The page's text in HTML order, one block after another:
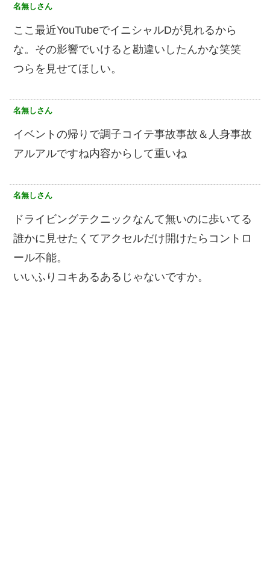
名無しさん
ここ最近YouTubeでイニシャルDが見れるから
な。その影響でいけると勘違いしたんかな笑笑
つらを見せてほしい。
名無しさん
イベントの帰りで調子コイテ事故事故＆人身事故
アルアルですね内容からして重いね
名無しさん
ドライビングテクニックなんて無いのに歩いてる
誰かに見せたくてアクセルだけ開けたらコントロ
ール不能。
いいふりコキあるあるじゃないですか。